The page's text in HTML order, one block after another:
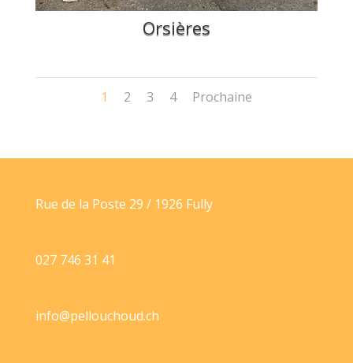
Orsières
1 2 3 4 Prochaine
Rue de la Poste 29 / 1926 Fully
027 746 31 41
info@pellouchoud.ch